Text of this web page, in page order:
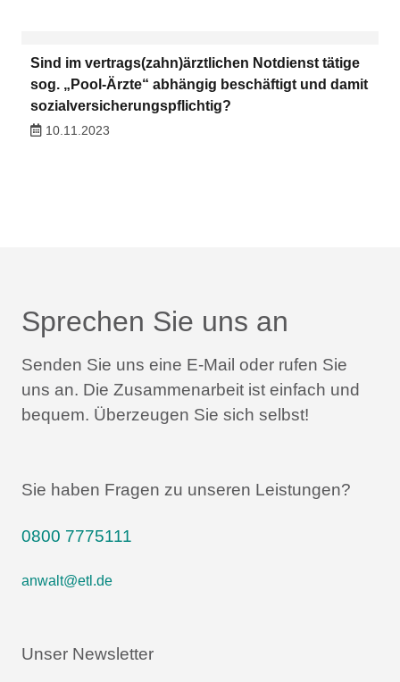
Sind im vertrags(zahn)ärztlichen Notdienst tätige
sog. „Pool-Ärzte“ abhängig beschäftigt und damit
sozialversicherungspflichtig?
10.11.2023
Sprechen Sie uns an
Senden Sie uns eine E-Mail oder rufen Sie
uns an. Die Zusammenarbeit ist einfach und
bequem. Überzeugen Sie sich selbst!
Sie haben Fragen zu unseren Leistungen?
0800 7775111
anwalt@etl.de
Unser Newsletter